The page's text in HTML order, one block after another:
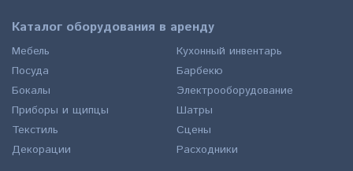
Каталог оборудования в аренду
Мебель
Посуда
Бокалы
Приборы и щипцы
Текстиль
Декорации
Кухонный инвентарь
Барбекю
Электрооборудование
Шатры
Сцены
Расходники